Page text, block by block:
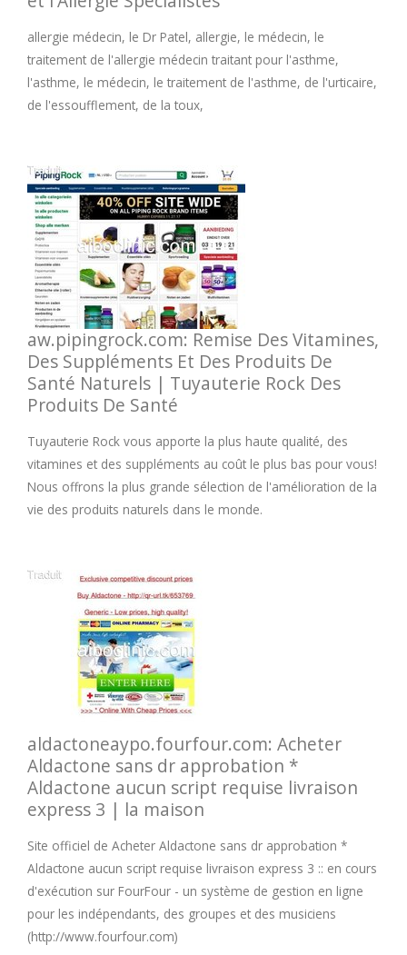
allergie médecin, le Dr Patel, allergie, le médecin, le
traitement de l'allergie médecin traitant pour l'asthme,
l'asthme, le médecin, le traitement de l'asthme, de l'urticaire,
de l'essoufflement, de la toux,
aw.pipingrock.com: Remise Des Vitamines,
Des Suppléments Et Des Produits De
Santé Naturels | Tuyauterie Rock Des
Produits De Santé
Tuyauterie Rock vous apporte la plus haute qualité, des
vitamines et des suppléments au coût le plus bas pour vous!
Nous offrons la plus grande sélection de l'amélioration de la
vie des produits naturels dans le monde.
aldactoneaypo.fourfour.com: Acheter
Aldactone sans dr approbation *
Aldactone aucun script requise livraison
express 3 | la maison
Site officiel de Acheter Aldactone sans dr approbation *
Aldactone aucun script requise livraison express 3 :: en cours
d'exécution sur FourFour - un système de gestion en ligne
pour les indépendants, des groupes et des musiciens
(http://www.fourfour.com)